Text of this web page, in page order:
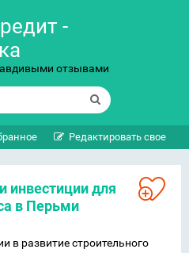
-
отзывами
Редактировать свое
в Перьми
в развитие строительного